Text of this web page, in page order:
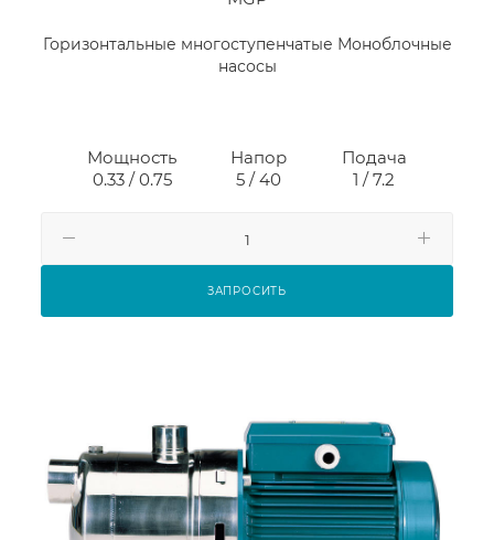
Горизонтальные многоступенчатые Моноблочные
насосы
Мощность
0.33 / 0.75
Напор
5 / 40
Подача
1 / 7.2
ЗАПРОСИТЬ